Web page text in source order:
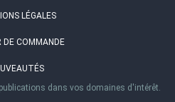
LÉGALES
DE COMMANDE
dans vos domaines d'intérêt.